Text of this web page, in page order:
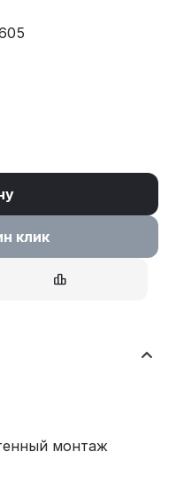
клик
монтаж